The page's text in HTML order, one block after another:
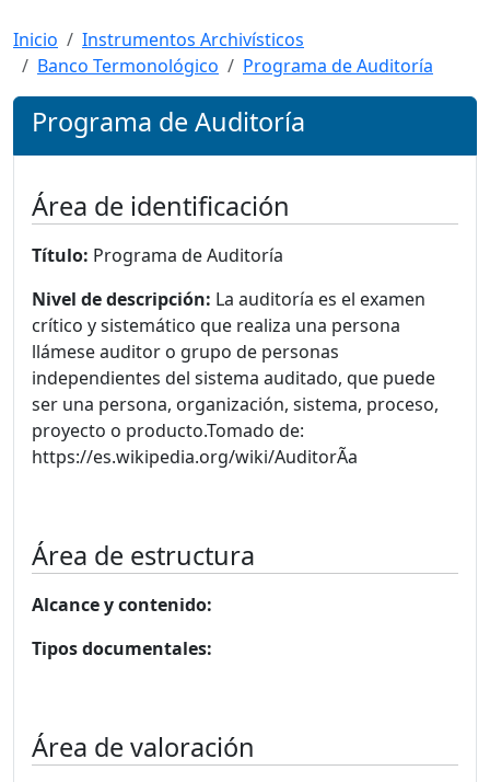
Inicio
Instrumentos Archivísticos
Banco Termonológico
Programa de Auditoría
Programa de Auditoría
Área de identificación
Título: Programa de Auditoría
Nivel de descripción: La auditoría es el examen
crítico y sistemático que realiza una persona
llámese auditor o grupo de personas
independientes del sistema auditado, que puede
ser una persona, organización, sistema, proceso,
proyecto o producto.Tomado de:
https://es.wikipedia.org/wiki/AuditorÃ­a
Área de estructura
Alcance y contenido:
Tipos documentales:
Área de valoración